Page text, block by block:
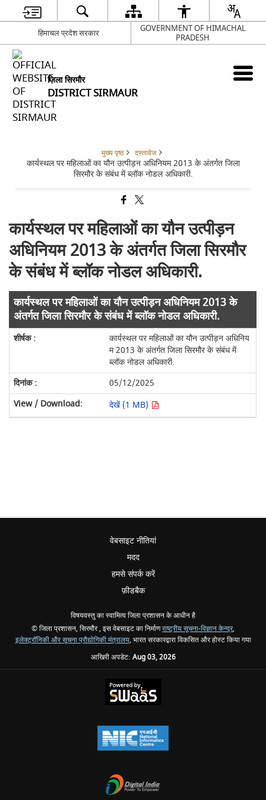
हिमाचल प्रदेश सरकार
GOVERNMENT OF HIMACHAL
PRADESH
ज़िला सिरमौर
DISTRICT SIRMAUR
मुख्य पृष्ठ दस्तावेज
कार्यस्थल पर महिलाओं का यौन उत्पीड़न अधिनियम 2013 के अंतर्गत जिला
सिरमौर के संबंध में ब्लॉक नोडल अधिकारी.
कार्यस्थल पर महिलाओं का यौन उत्पीड़न
अधिनियम 2013 के अंतर्गत जिला सिरमौर
के संबंध में ब्लॉक नोडल अधिकारी.
कार्यस्थल पर महिलाओं का यौन उत्पीड़न अधिनियम 2013 के
अंतर्गत जिला सिरमौर के संबंध में ब्लॉक नोडल अधिकारी.
कार्यस्थल पर महिलाओं का यौन उत्पीड़न अधिनिय
म 2013 के अंतर्गत जिला सिरमौर के संबंध में
ब्लॉक नोडल अधिकारी.
05/12/2025
देखें (1 MB)
वेबसाइट नीतियां
मदद
हमसे संपर्क करें
फ़ीडबैक
विषयवस्तु का स्वामित्व जिला प्रशासन के आधीन है
© जिला प्रशासन, सिरमौर , इस वेबसाइट का निर्माणराष्ट्रीय सूचना-विज्ञान केन्द्र,
इलेक्‍ट्रॉनिकी और सूचना प्रौद्योगिकी मंत्रालय, भारत सरकारद्वारा विकसित और होस्ट किया गया
आखिरी अपडेट: Aug 03, 2026